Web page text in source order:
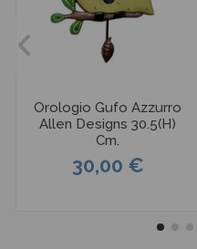
Orologio Gufo Azzurro
Allen Designs 30.5(H)
Cm.
30,00 €